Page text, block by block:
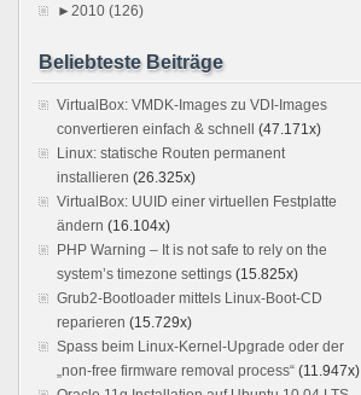
► 2010 (126)
Beliebteste Beiträge
VirtualBox: VMDK-Images zu VDI-Images
convertieren einfach & schnell (47.171x)
Linux: statische Routen permanent
installieren (26.325x)
VirtualBox: UUID einer virtuellen Festplatte
ändern (16.104x)
PHP Warning – It is not safe to rely on the
system’s timezone settings (15.825x)
Grub2-Bootloader mittels Linux-Boot-CD
reparieren (15.729x)
Spass beim Linux-Kernel-Upgrade oder der
„non-free firmware removal process“ (11.947x)